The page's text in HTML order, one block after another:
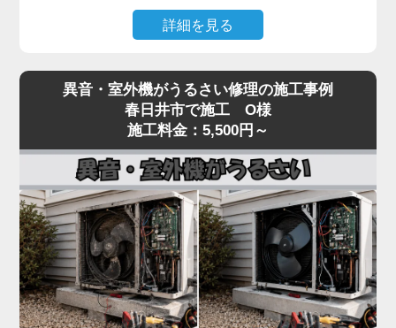
「冷えが弱い」程度の軽微な症状を放置すると、コ
ンプレッサーが過負荷で焼き付くなど高額修理に発
ないトラブルに対して原因を切り分けながら点検
し、フィルター・冷媒・電気系統まで一貫して対
経験豊富なプロの技術者が、メーカーや型番を問わ
ず確実に診断し、最短即日で修理いたします。
冷暖房の効きが悪いと感じたら、お早めにご相談く
ださい。
詳細を見る
いるといった「水漏れ」トラブルは、当店でも夏場
に集中するご相談です。
原因のほとんどは、ドレンホース（結露水を屋外に
排出する管）の詰まりです。長年使用しているとホ
ースの中にホコリ・カビ・虫が侵入し、水の流れを
妨げます。
水漏れはドレン詰まりが関係するケースも多い一方
で、詰まりの位置、本体の傾き、ドレンパンの劣
化、ホース接続部のパッキン硬化、排水経路のトラ
ップ部詰まりなど原因は複数あり、表面だけの対処
異音・室外機がうるさい修理の施工事例
春日井市で施工 O様
施工料金：5,500円～